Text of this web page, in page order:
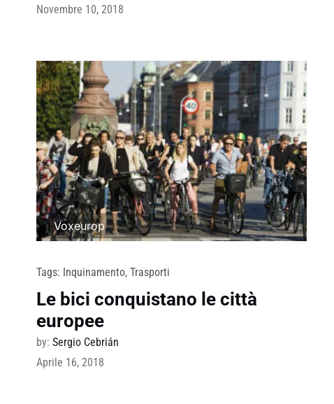
Novembre 10, 2018
Voxeurop
Tags: Inquinamento, Trasporti
Le bici conquistano le città
europee
by: Sergio Cebrián
Aprile 16, 2018